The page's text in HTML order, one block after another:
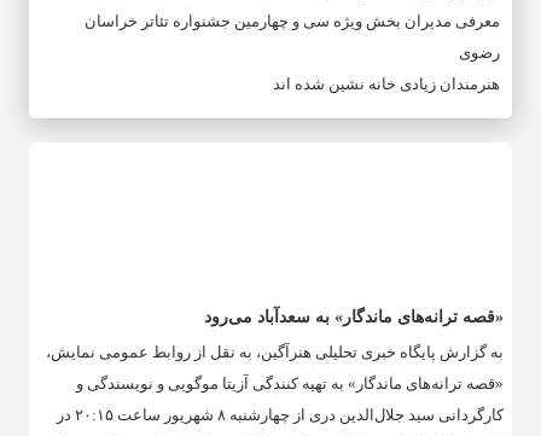
معرفی مدیران بخش ویژه سی و چهارمین جشنواره تئاتر خراسان
رضوی
هنرمندان زیادی خانه نشین شده اند
«قصه‌ ترانه‌های ماندگار» به سعدآباد می‌رود
به گزارش پایگاه خبری تحلیلی هنرآگین، به نقل از روابط عمومی نمایش،
«قصه ترانه‌های ماندگار» به تهیه کنندگی آزیتا موگویی و نویسندگی و
کارگردانی سید جلال‌الدین دری از چهارشنبه ۸ شهریور ساعت ۲۰:۱۵ در